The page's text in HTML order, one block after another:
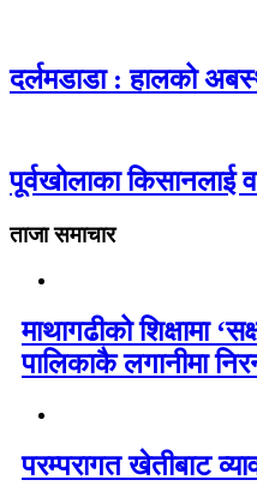
दर्लमडाडा : हालको
पूर्वखोलाका किसानलाई
ताजा समाचार
माथागढीको शिक्षामा
पालिकाकै लगानीमा
परम्परागत खेतीबाट